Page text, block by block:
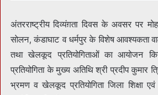
अंतरराष्ट्रीय दिव्यंग़ता दिवस के अवसर पर
सोलन, कंडाघाट व धर्मपुर के विशेष आवश्यकता
तथा खेलकूद प्रतियोगिताओं का आयोजन
प्रतियोगिता के मुख्य अतिथि श्री प्रदीप कुमार
भ्रमण व खेलकूद प्रतियोगिता जिला शिक्षा एवं